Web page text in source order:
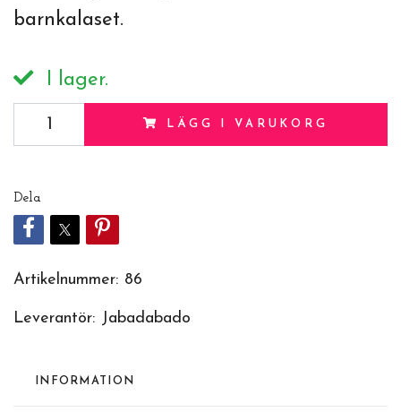
barnkalaset.
I lager.
LÄGG I VARUKORG
Dela
Artikelnummer: 86
Leverantör: Jabadabado
INFORMATION